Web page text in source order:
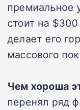
премиальное
стоит на
делает его
массового
Чем хороша
перенял ряд